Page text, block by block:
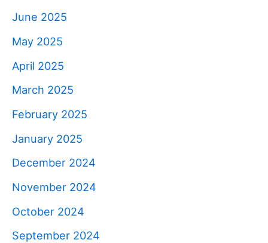
June 2025
May 2025
April 2025
March 2025
February 2025
January 2025
December 2024
November 2024
October 2024
September 2024